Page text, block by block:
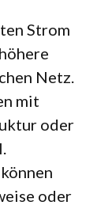
Strom
Netz.
mit
oder
oder